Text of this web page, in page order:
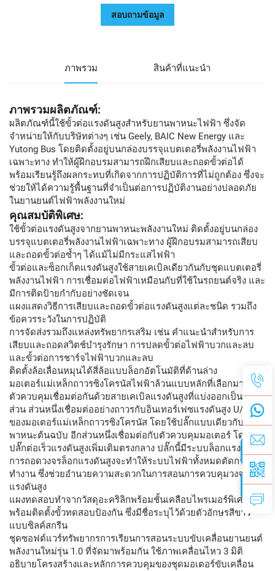
สอบถามข้อมูล
ภาพรวม สินค้าที่แนะนำ
ภาพรวมผลิตภัณฑ์:
ผลิตภัณฑ์นี้ใช้ขั้วต่อแรงดันสูงสำหรับยานพาหนะไฟฟ้า ซึ่งจัด
จำหน่ายให้กับบริษัทต่างๆ เช่น Geely, BAIC New Energy และ
Yutong Bus โดยติดตั้งอยู่บนกล่องบรรจุแบตเตอรี่พลังงานไฟฟ้า
เฉพาะทาง ทำให้ผู้ฝึกอบรมสามารถฝึกเสียบและถอดขั้วต่อได้
พร้อมเรียนรู้ถึงผลกระทบที่เกิดจากการปฏิบัติการที่ไม่ถูกต้อง ซึ่งจะ
ช่วยให้ได้ความรู้พื้นฐานที่จำเป็นต่อการปฏิบัติงานอย่างปลอดภัย
ในยานยนต์ไฟฟ้าพลังงานใหม่
คุณสมบัติพิเศษ:
ใช้ขั้วต่อแรงดันสูงจากยานพาหนะพลังงานใหม่ ติดตั้งอยู่บนกล่อง
บรรจุแบตเตอรี่พลังงานไฟฟ้าเฉพาะทาง ผู้ฝึกอบรมสามารถเสียบ
และถอดขั้วต่อซ้ำๆ ได้แม้ไม่มีกระแสไฟฟ้า
ขั้วต่อและซ็อกเก็ตแรงดันสูงใช้สายเคเบิลเดียวกันกับชุดแบตเตอรี่
พลังงานไฟฟ้า การเชื่อมต่อไฟฟ้าเหมือนกับที่ใช้ในรถยนต์จริง และ
มีการติดป้ายกำกับอย่างชัดเจน
แผงแสดงวิธีการเสียบและถอดขั้วต่อแรงดันสูงแต่ละชนิด รวมถึง
ข้อควรระวังในการปฏิบัติ
การจัดส่งรวมถึงแหล่งทรัพยากรเสริม เช่น คำแนะนำสำหรับการ
เสียบและถอดสวิตช์บำรุงรักษา การปลดขั้วต่อไฟฟ้าบวกและลบ
และขั้วต่อการชาร์จไฟฟ้าบวกและลบ
ติดตั้งล้อเลื่อนหมุนได้สี่ล้อแบบล็อกอัตโนมัติที่ด้านล่าง
มอเตอร์แม่เหล็กถาวรซิงโครนัสไฟฟ้าล้วนแบบหลักที่เลือกมา และ
ตัวควบคุมเชื่อมต่อกันด้วยสายเคเบิลแรงดันสูงที่แบ่งออกเป็นสอง
ส่วน ส่วนหนึ่งเชื่อมต่ออย่างถาวรกับอินเทอร์เฟซแรงดันสูง U/V/W
ของมอเตอร์แม่เหล็กถาวรซิงโครนัส โดยใช้ปลั๊กแบบเดียวกับยาน
พาหนะต้นฉบับ อีกส่วนหนึ่งเชื่อมต่อกับตัวควบคุมมอเตอร์ โดยมี
ปลั๊กต่อเร็วแรงดันสูงเพิ่มเติมตรงกลาง ปลั๊กนี้มีระบบล็อกแรงดันสูง;
การถอดวงจรล็อกแรงดันสูงจะทำให้ระบบไฟฟ้าทั้งหมดตัดการ
ทำงาน ซึ่งช่วยอำนวยความสะดวกในการสอนการควบคุมวงจรล็อก
แรงดันสูง
แผงทดสอบทำจากวัสดุอะคริลิกพร้อมชั้นเคลือบไพรเมอร์พิเศษ
พร้อมติดตั้งขั้วทดสอบป้องกัน ซึ่งมีชื่อระบุไว้ด้วยตัวอักษรสีขาว
แบบซิลค์สกรีน
ชุดซอฟต์แวร์ทรัพยากรการเรียนการสอนระบบขับเคลื่อนยานยนต์
พลังงานใหม่รุ่น 1.0 ที่จัดมาพร้อมกัน ใช้ภาพเคลื่อนไหว 3 มิติ
อธิบายโครงสร้างและหลักการควบคุมของชุดมอเตอร์ขับเคลื่อน